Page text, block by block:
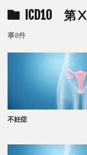
ICD10 第
事8件
不妊症